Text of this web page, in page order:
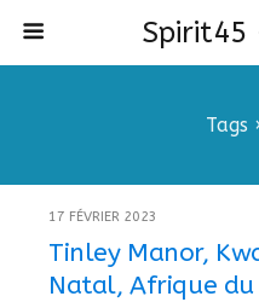
Spirit45
Tags
17 FÉVRIER 2023
Tinley Manor,
Natal, Afrique du